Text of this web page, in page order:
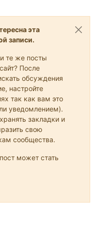
эта
записи.
те же посты
После
обсуждения
настройте
так как вам это
уведомлением).
закладки и
свою
сообщества.
может стать